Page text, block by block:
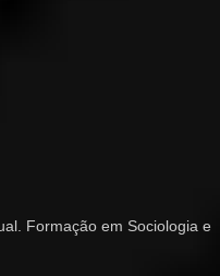
Formação em Sociologia e